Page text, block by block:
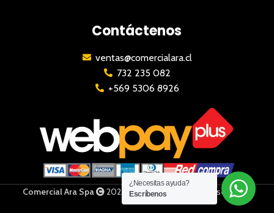
Contáctenos
ventas@comercialara.cl
732 235 082
+569 5306 8926
Comercial Ara Spa 2023 | Todos los derechos reservados
¿Necesitas ayuda?
Escríbenos